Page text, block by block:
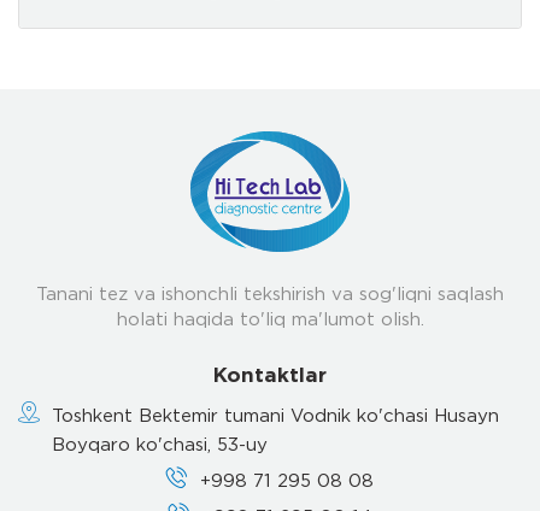
Tanani tez va ishonchli tekshirish va sog'liqni saqlash
holati haqida to'liq ma'lumot olish.
Kontaktlar
Toshkent Bektemir tumani Vodnik ko'chasi Husayn
Boyqaro ko'chasi, 53-uy
+998 71 295 08 08